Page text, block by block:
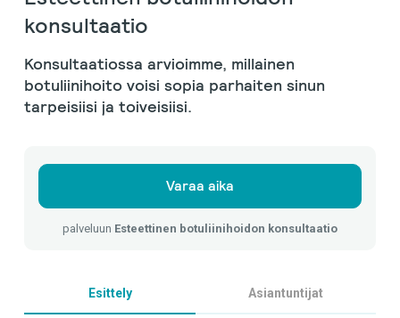
konsultaatio
Konsultaatiossa arvioimme, millainen
botuliinihoito voisi sopia parhaiten sinun
tarpeisiisi ja toiveisiisi.
Varaa aika
palveluun Esteettinen botuliinihoidon konsultaatio
Esittely Asiantuntijat